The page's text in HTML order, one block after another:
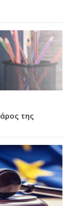
της